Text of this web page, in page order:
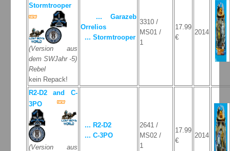
Stormtrooper
(Version aus
dem SWJahr -5)
Rebel
kein Repack!
... Garazeb
Orrelios
... Stormtrooper
3310 /
MS01 /
1
17.99
€
2014
R2-D2 and C-
3PO
(Version aus
... R2-D2
... C-3PO
2641 /
MS02 /
1
17.99
€
2014